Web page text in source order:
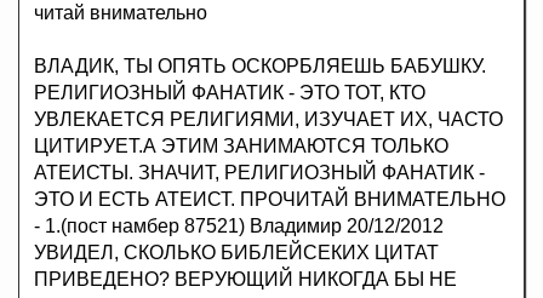
читай внимательно
ВЛАДИК, ТЫ ОПЯТЬ ОСКОРБЛЯЕШЬ БАБУШКУ.
РЕЛИГИОЗНЫЙ ФАНАТИК - ЭТО ТОТ, КТО
УВЛЕКАЕТСЯ РЕЛИГИЯМИ, ИЗУЧАЕТ ИХ, ЧАСТО
ЦИТИРУЕТ.А ЭТИМ ЗАНИМАЮТСЯ ТОЛЬКО
АТЕИСТЫ. ЗНАЧИТ, РЕЛИГИОЗНЫЙ ФАНАТИК -
ЭТО И ЕСТЬ АТЕИСТ. ПРОЧИТАЙ ВНИМАТЕЛЬНО
- 1.(пост намбер 87521) Владимир 20/12/2012
УВИДЕЛ, СКОЛЬКО БИБЛЕЙСЕКИХ ЦИТАТ
ПРИВЕДЕНО? ВЕРУЮЩИЙ НИКОГДА БЫ НЕ